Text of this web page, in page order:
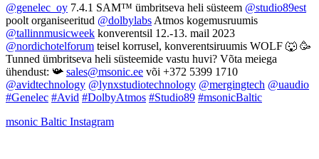
@genelec_oy 7.4.1 SAM™ ümbritseva heli süsteem @studio89est
poolt organiseeritud @dolbylabs Atmos kogemusruumis
@tallinnmusicweek konverentsil 12.-13. mail 2023
@nordichotelforum teisel korrusel, konverentsiruumis WOLF 🐺 🥳
Tunned ümbritseva heli süsteemide vastu huvi? Võta meiega
ühendust: 📯 sales@msonic.ee või +372 5399 1710
@avidtechnology @lynxstudiotechnology @mergingtech @uaudio
#Genelec #Avid #DolbyAtmos #Studio89 #msonicBaltic
msonic Baltic Instagram